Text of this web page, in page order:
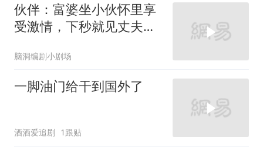
伙伴：富婆坐小伙怀里享
受激情，下秒就见丈夫，
脑洞编剧小剧场
一脚油门给干到国外了
酒酒爱追剧 1跟贴